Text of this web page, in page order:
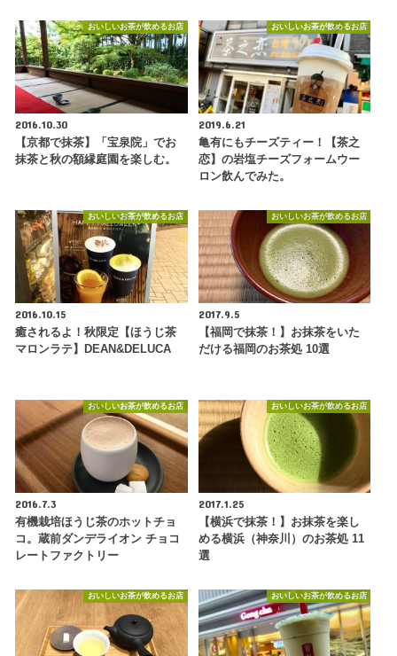
おいしいお茶が飲めるお店
2016.10.30
【京都で抹茶】「宝泉院」でお
抹茶と秋の額縁庭園を楽しむ。
おいしいお茶が飲めるお店
2019.6.21
亀有にもチーズティー！【茶之
恋】の岩塩チーズフォームウー
ロン飲んでみた。
おいしいお茶が飲めるお店
2016.10.15
癒されるよ！秋限定【ほうじ茶
マロンラテ】DEAN&DELUCA
おいしいお茶が飲めるお店
2017.9.5
【福岡で抹茶！】お抹茶をいた
だける福岡のお茶処 10選
おいしいお茶が飲めるお店
2016.7.3
有機栽培ほうじ茶のホットチョ
コ。蔵前ダンデライオン チョコ
レートファクトリー
おいしいお茶が飲めるお店
2017.1.25
【横浜で抹茶！】お抹茶を楽し
める横浜（神奈川）のお茶処 11
選
おいしいお茶が飲めるお店 おいしいお茶が飲めるお店